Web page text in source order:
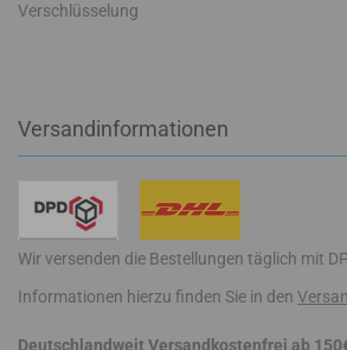
Verschlüsselung
Versandinformationen
Wir versenden die Bestellungen täglich mit
Informationen hierzu finden Sie in den
Deutschlandweit Versandkostenfrei ab